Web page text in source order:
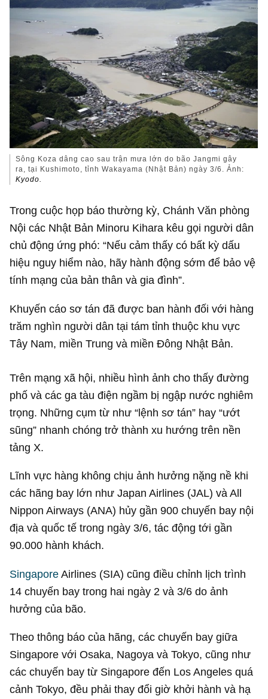
Sông Koza dâng cao sau trận mưa lớn do bão Jangmi gây
ra, tại Kushimoto, tỉnh Wakayama (Nhật Bản) ngày 3/6. Ảnh:
Kyodo.
Trong cuộc họp báo thường kỳ, Chánh Văn phòng
Nội các Nhật Bản Minoru Kihara kêu gọi người dân
chủ động ứng phó: “Nếu cảm thấy có bất kỳ dấu
hiệu nguy hiểm nào, hãy hành động sớm để bảo vệ
tính mạng của bản thân và gia đình”.
Khuyến cáo sơ tán đã được ban hành đối với hàng
trăm nghìn người dân tại tám tỉnh thuộc khu vực
Tây Nam, miền Trung và miền Đông Nhật Bản.
Trên mạng xã hội, nhiều hình ảnh cho thấy đường
phố và các ga tàu điện ngầm bị ngập nước nghiêm
trọng. Những cụm từ như “lệnh sơ tán” hay “ướt
sũng” nhanh chóng trở thành xu hướng trên nền
tảng X.
Lĩnh vực hàng không chịu ảnh hưởng nặng nề khi
các hãng bay lớn như Japan Airlines (JAL) và All
Nippon Airways (ANA) hủy gần 900 chuyến bay nội
địa và quốc tế trong ngày 3/6, tác động tới gần
90.000 hành khách.
SingaporeAirlines (SIA) cũng điều chỉnh lịch trình
14 chuyến bay trong hai ngày 2 và 3/6 do ảnh
hưởng của bão.
Theo thông báo của hãng, các chuyến bay giữa
Singapore với Osaka, Nagoya và Tokyo, cũng như
các chuyến bay từ Singapore đến Los Angeles quá
cảnh Tokyo, đều phải thay đổi giờ khởi hành và hạ